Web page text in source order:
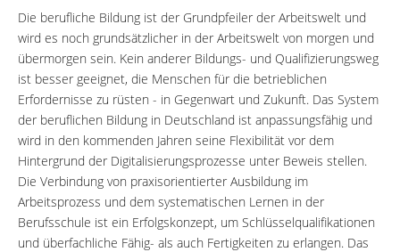
Die berufliche Bildung ist der Grundpfeiler der Arbeitswelt und
wird es noch grundsätzlicher in der Arbeitswelt von morgen und
übermorgen sein. Kein anderer Bildungs- und Qualifizierungsweg
ist besser geeignet, die Menschen für die betrieblichen
Erfordernisse zu rüsten - in Gegenwart und Zukunft. Das System
der beruflichen Bildung in Deutschland ist anpassungsfähig und
wird in den kommenden Jahren seine Flexibilität vor dem
Hintergrund der Digitalisierungsprozesse unter Beweis stellen.
Die Verbindung von praxisorientierter Ausbildung im
Arbeitsprozess und dem systematischen Lernen in der
Berufsschule ist ein Erfolgskonzept, um Schlüsselqualifikationen
und überfachliche Fähig- als auch Fertigkeiten zu erlangen. Das